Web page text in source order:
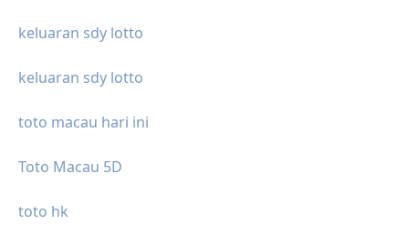
keluaran sdy lotto
keluaran sdy lotto
toto macau hari ini
Toto Macau 5D
toto hk